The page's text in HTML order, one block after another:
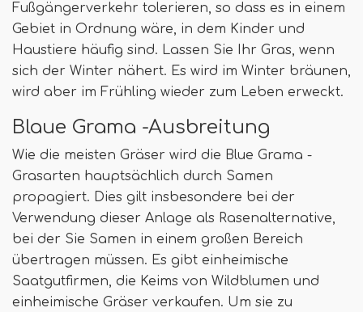
Fußgängerverkehr tolerieren, so dass es in einem
Gebiet in Ordnung wäre, in dem Kinder und
Haustiere häufig sind. Lassen Sie Ihr Gras, wenn
sich der Winter nähert. Es wird im Winter bräunen,
wird aber im Frühling wieder zum Leben erweckt.
Blaue Grama -Ausbreitung
Wie die meisten Gräser wird die Blue Grama -
Grasarten hauptsächlich durch Samen
propagiert. Dies gilt insbesondere bei der
Verwendung dieser Anlage als Rasenalternative,
bei der Sie Samen in einem großen Bereich
übertragen müssen. Es gibt einheimische
Saatgutfirmen, die Keims von Wildblumen und
einheimische Gräser verkaufen. Um sie zu